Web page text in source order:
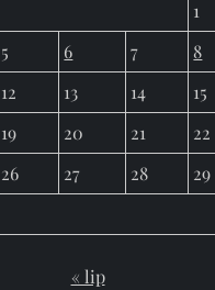
1
5 6 7 8
12 13 14 15
19 20 21 22
26 27 28 29
« lip